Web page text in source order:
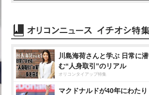
川島海荷さんと学ぶ 日常に潜
む“人身取引”のリアル
オリコンタイアップ特集
マクドナルドが40年にわたり